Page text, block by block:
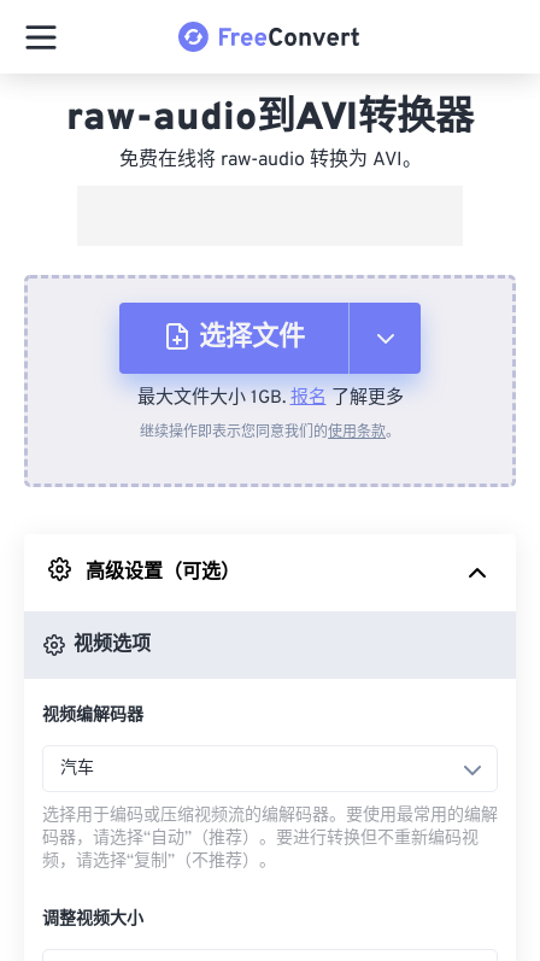
raw-audio到AVI转换器
免费在线将 raw-audio 转换为 AVI。
选择文件
从设备
来自 Google Drive
最大文件大小 1GB.报名了解更多
继续操作即表示您同意我们的使用条款。
高级设置（可选）
视频选项
视频编解码器
汽车
选择用于编码或压缩视频流的编解码器。要使用最常用的编解
码器，请选择“自动”（推荐）。要进行转换但不重新编码视
频，请选择“复制”（不推荐）。
调整视频大小